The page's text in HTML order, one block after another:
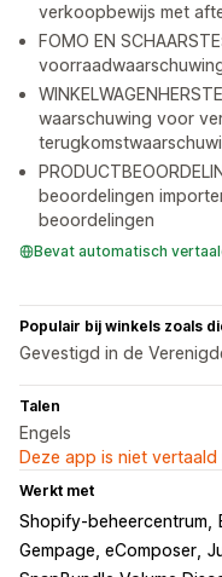
verkoopbewijs met
FOMO EN
waarschuwing voor
beoordelingen
beoordelingen
Bevat automatisch
Populair bij winkels zoals
Gevestigd in de
Talen
Engels
Deze app is niet
Werkt met
Shopify-beheercentrum
Gempage, eComposer